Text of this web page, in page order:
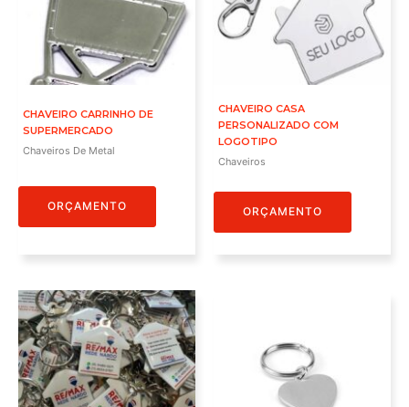
CHAVEIRO CARRINHO DE
SUPERMERCADO
Chaveiros De Metal
ORÇAMENTO
CHAVEIRO CASA
PERSONALIZADO COM
LOGOTIPO
Chaveiros
ORÇAMENTO